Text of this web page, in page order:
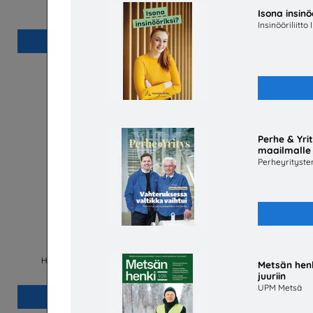
Isona
Insinööriliitto
Perhe &
maailmalle
Metsän
juuriin
UPM Metsä
Matkailu- ja Ravintolapalvelut MaRa ry
Humanistinen ammattikorkeakoulu Humak
Lisää